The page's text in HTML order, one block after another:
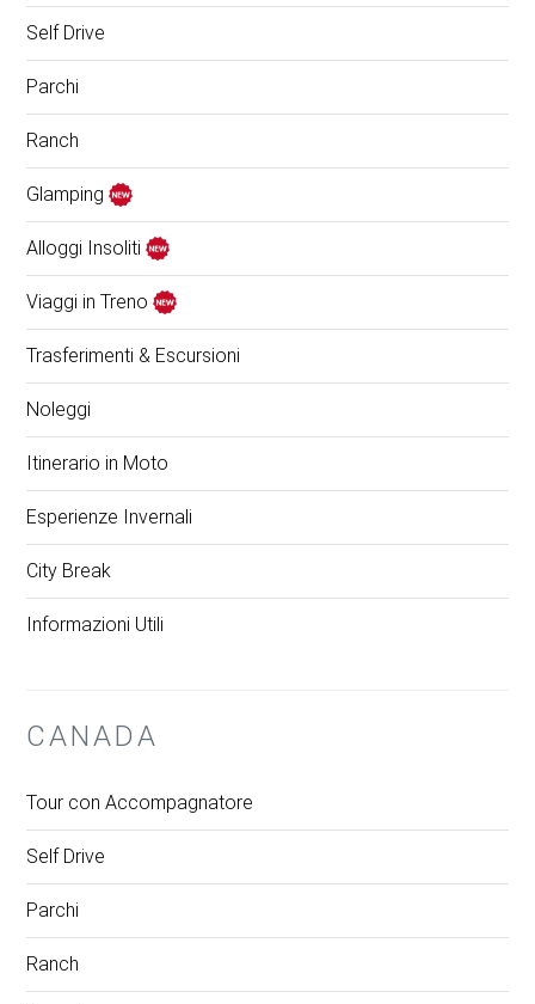
Self Drive
Parchi
Ranch
Glamping
Alloggi Insoliti
Viaggi in Treno
Trasferimenti & Escursioni
Noleggi
Itinerario in Moto
Esperienze Invernali
City Break
Informazioni Utili
CANADA
Tour con Accompagnatore
Self Drive
Parchi
Ranch